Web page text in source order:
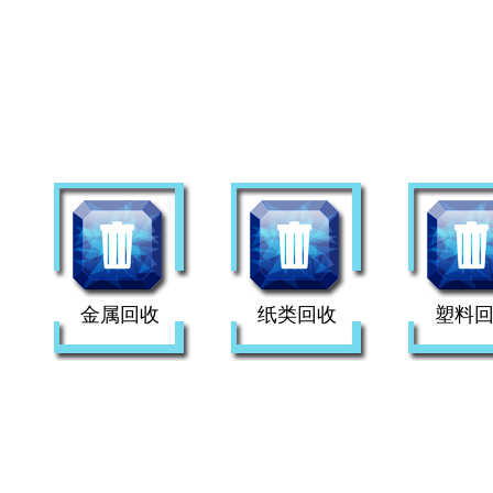
金属回收 纸类回收 塑料